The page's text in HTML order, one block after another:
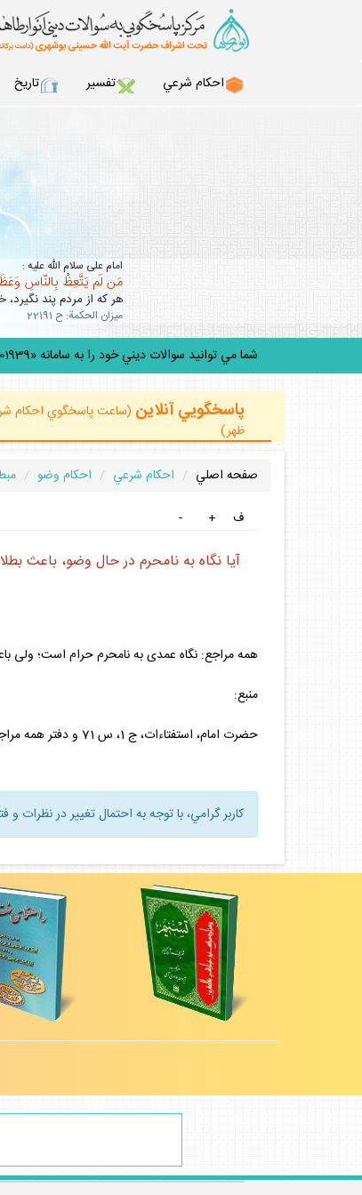
احكام شرعي تفسير تاريخ
امام على سلام الله عليه :
مَن لَم يَتَّعِظْ بِالنّاسِ وَعَظَ
هر كه از مردم پند نگيرد،
ميزان الحكمة: ح 22191
شما مي توانيد سوالات ديني خود را به سامانه «30001939» پيامك كن
پاسخگويي آنلاين
ظهر)
صفحه اصلي احكام شرعي احكام وضو
ف
+
-
آيا نگاه به نامحرم در حال وضو، باعث
همه مراجع: نگاه عمدى به نامحرم حرام است؛ ولى
منبع:
حضرت امام، استفتاءات، ج 1، س 71 و دفتر همه مراجع
كاربر گرامي، با توجه به احتمال تغيير در نظرات